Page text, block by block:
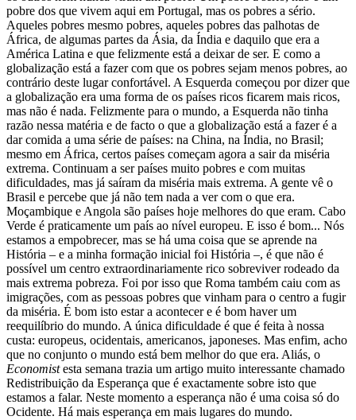
pobre dos que vivem aqui em Portugal, mas os pobres a sério.
Aqueles pobres mesmo pobres, aqueles pobres das palhotas de
África, de algumas partes da Ásia, da Índia e daquilo que era a
América Latina e que felizmente está a deixar de ser. E como a
globalização está a fazer com que os pobres sejam menos pobres, ao
contrário deste lugar confortável. A Esquerda começou por dizer que
a globalização era uma forma de os países ricos ficarem mais ricos,
mas não é nada. Felizmente para o mundo, a Esquerda não tinha
razão nessa matéria e de facto o que a globalização está a fazer é a
dar comida a uma série de países: na China, na Índia, no Brasil;
mesmo em África, certos países começam agora a sair da miséria
extrema. Continuam a ser países muito pobres e com muitas
dificuldades, mas já saíram da miséria mais extrema. A gente vê o
Brasil e percebe que já não tem nada a ver com o que era.
Moçambique e Angola são países hoje melhores do que eram. Cabo
Verde é praticamente um país ao nível europeu. E isso é bom... Nós
estamos a empobrecer, mas se há uma coisa que se aprende na
História – e a minha formação inicial foi História –, é que não é
possível um centro extraordinariamente rico sobreviver rodeado da
mais extrema pobreza. Foi por isso que Roma também caiu com as
imigrações, com as pessoas pobres que vinham para o centro a fugir
da miséria. É bom isto estar a acontecer e é bom haver um
reequilíbrio do mundo. A única dificuldade é que é feita à nossa
custa: europeus, ocidentais, americanos, japoneses. Mas enfim, acho
que no conjunto o mundo está bem melhor do que era. Aliás, o
Economistesta semana trazia um artigo muito interessante chamado
Redistribuição da Esperança que é exactamente sobre isto que
estamos a falar. Neste momento a esperança não é uma coisa só do
Ocidente. Há mais esperança em mais lugares do mundo.